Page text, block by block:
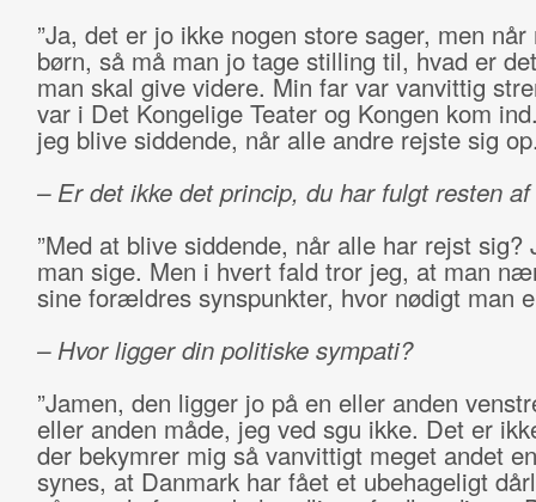
”Ja, det er jo ikke nogen store sager, men når
børn, så må man jo tage stilling til, hvad er
man skal give videre. Min far var vanvittig
var i Det Kongelige Teater og Kongen kom
jeg blive siddende, når alle andre rejste sig
– Er det ikke det princip, du har fulgt resten
”Med at blive siddende, når alle har rejst sig?
man sige. Men i hvert fald tror jeg, at man
sine forældres synspunkter, hvor nødigt man
– Hvor ligger din politiske sympati?
”Jamen, den ligger jo på en eller anden
eller anden måde, jeg ved sgu ikke. Det er
der bekymrer mig så vanvittigt meget andet
synes, at Danmark har fået et ubehageligt